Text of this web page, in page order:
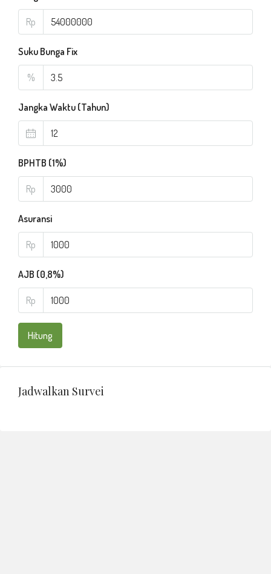
Rp
Suku Bunga Fix
%
Jangka Waktu (Tahun)
BPHTB (1%)
Rp
Asuransi
Rp
AJB (0,8%)
Rp
Hitung
Jadwalkan Survei